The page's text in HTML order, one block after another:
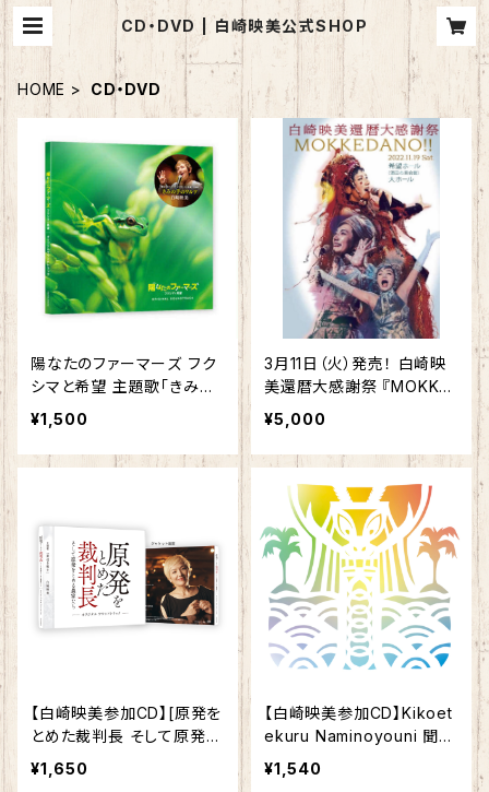
CD・DVD | 白崎映美公式SHOP
HOME CD・DVD
陽なたのファーマーズ フク
シマと希望 主題歌「きみの
手のワルツ」
¥1,500
3月11日（火）発売！ 白崎映
美還暦大感謝祭 『MOKKE
DANO !!』
¥5,000
【白崎映美参加CD】[原発を
とめた裁判長 そして原発を
とめる農家たち]サウンドト
ラック
¥1,650
【白崎映美参加CD】Kikoet
ekuru Naminoyouni 聞こ
えてくる波のように／Boom
Pam
¥1,540